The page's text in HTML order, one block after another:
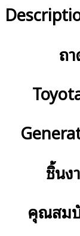
ถ
ชิ้นง
คุณสม